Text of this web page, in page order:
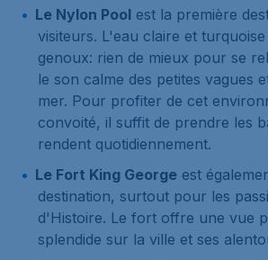
Le Nylon Pool est la première
visiteurs. L'eau claire et
genoux: rien de mieux pour se
le son calme des petites vagues
mer. Pour profiter de cet
convoité, il suffit de prendre les
rendent quotidiennement.
Le Fort King George est
destination, surtout pour les
d'Histoire. Le fort offre une vue
splendide sur la ville et ses